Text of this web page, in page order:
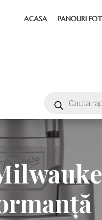
ACASA PANOURI